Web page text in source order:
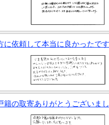
に依頼して本当に良かったです
籍の取寄ありがとうございま